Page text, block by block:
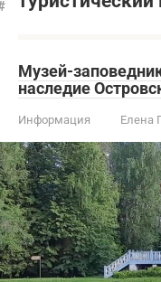
Музей-
наследие
Информация Елена